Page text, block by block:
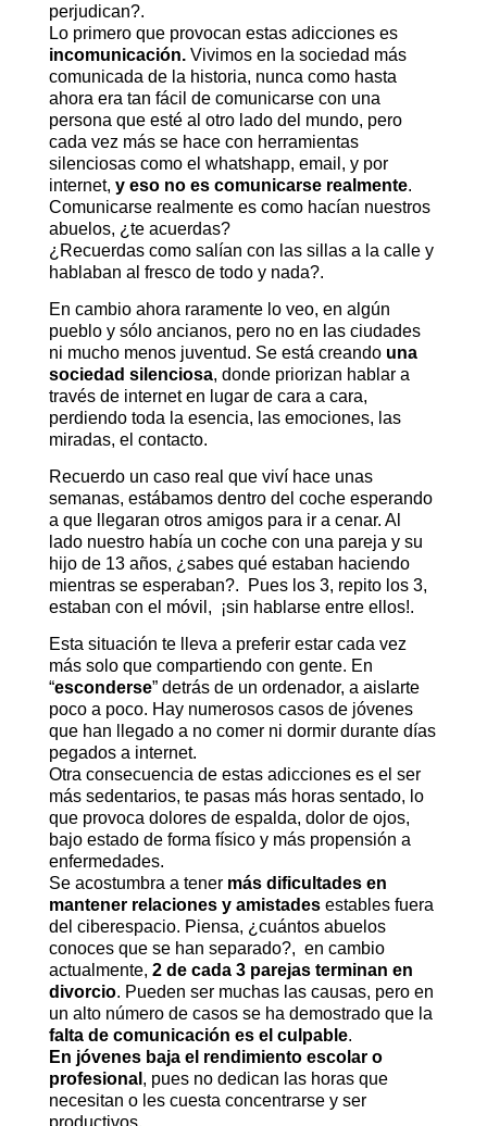
perjudican?.
Lo primero que provocan estas adicciones es
incomunicación.Vivimos en la sociedad más
comunicada de la historia, nunca como hasta
ahora era tan fácil de comunicarse con una
persona que esté al otro lado del mundo, pero
cada vez más se hace con herramientas
silenciosas como el whatshapp, email, y por
internet, y eso no es comunicarse realmente.
Comunicarse realmente es como hacían nuestros
abuelos, ¿te acuerdas?
¿Recuerdas como salían con las sillas a la calle y
hablaban al fresco de todo y nada?.
En cambio ahora raramente lo veo, en algún
pueblo y sólo ancianos, pero no en las ciudades
ni mucho menos juventud. Se está creando una
sociedad silenciosa, donde priorizan hablar a
través de internet en lugar de cara a cara,
perdiendo toda la esencia, las emociones, las
miradas, el contacto.
Recuerdo un caso real que viví hace unas
semanas, estábamos dentro del coche esperando
a que llegaran otros amigos para ir a cenar. Al
lado nuestro había un coche con una pareja y su
hijo de 13 años, ¿sabes qué estaban haciendo
mientras se esperaban?. Pues los 3, repito los 3,
estaban con el móvil, ¡sin hablarse entre ellos!.
Esta situación te lleva a preferir estar cada vez
más solo que compartiendo con gente. En
“esconderse” detrás de un ordenador, a aislarte
poco a poco. Hay numerosos casos de jóvenes
que han llegado a no comer ni dormir durante días
pegados a internet.
Otra consecuencia de estas adicciones es el ser
más sedentarios, te pasas más horas sentado, lo
que provoca dolores de espalda, dolor de ojos,
bajo estado de forma físico y más propensión a
enfermedades.
Se acostumbra a tener más dificultades en
mantener relaciones y amistadesestables fuera
del ciberespacio. Piensa, ¿cuántos abuelos
conoces que se han separado?, en cambio
actualmente, 2 de cada 3 parejas terminan en
divorcio. Pueden ser muchas las causas, pero en
un alto número de casos se ha demostrado que la
falta de comunicación es el culpable.
En jóvenes baja el rendimiento escolar o
profesional , pues no dedican las horas que
necesitan o les cuesta concentrarse y ser
productivos.